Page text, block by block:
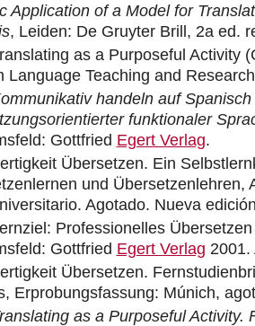
Application of a Model for
, Leiden: De Gruyter Brill, 2a ed.
as a Purposeful Activity
Language Teaching and
handeln auf
funktionaler
Gottfried Egert Verlag.
Übersetzen. Ein
und Übersetzenlehren,
Agotado. Nueva
Professionelles
Gottfried Egert Verlag 2001.
Übersetzen.
Erprobungsfassung: Múnich,
as a Purposeful Activity.